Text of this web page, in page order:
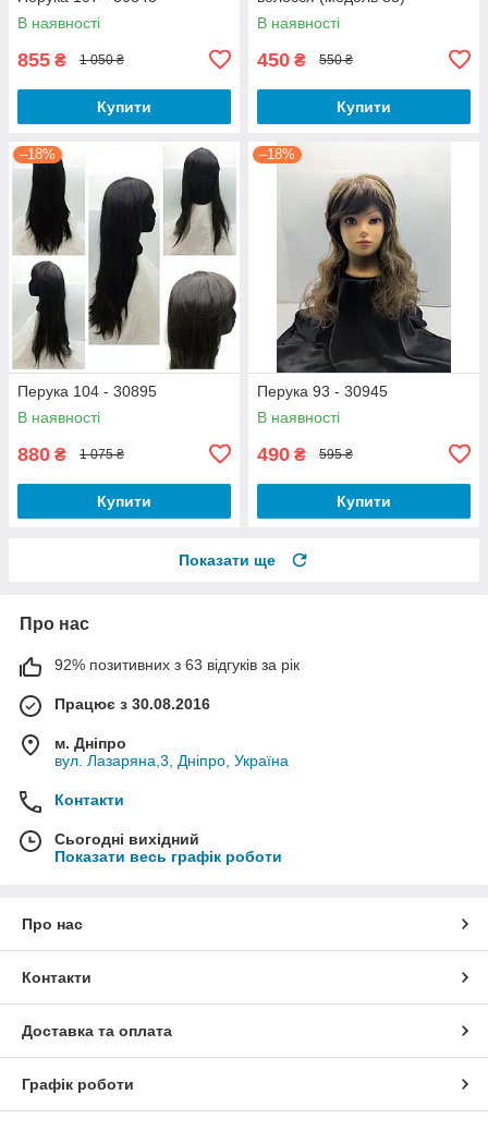
В наявності
855 ₴ 1 050 ₴
Купити
В наявності
450 ₴ 550 ₴
Купити
–18%
Перука 104 - 30895
В наявності
880 ₴ 1 075 ₴
Купити
–18%
Перука 93 - 30945
В наявності
490 ₴ 595 ₴
Купити
Показати ще
Про нас
92% позитивних з 63 відгуків за рік
Працює з 30.08.2016
м. Дніпро
вул. Лазаряна,3, Дніпро, Україна
Контакти
Сьогодні вихідний
Показати весь графік роботи
Про нас
Контакти
Доставка та оплата
Графік роботи